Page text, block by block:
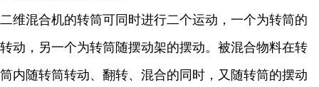
二维混合机的转筒可同时进行二个运动，一个为转筒的
转动，另一个为转筒随摆动架的摆动。被混合物料在转
筒内随转筒转动、翻转、混合的同时，又随转筒的摆动